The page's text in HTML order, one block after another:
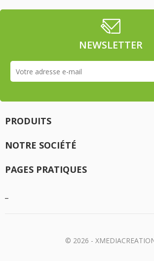
NEWSLETTER
PRODUITS
NOTRE SOCIÉTÉ
PAGES PRATIQUES
© 2026 -